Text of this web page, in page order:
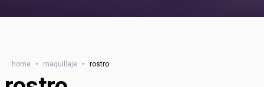
home • maquillaje • rostro